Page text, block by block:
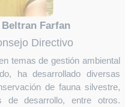
Farfan
Directivo
temas de gestión ambiental
ha desarrollado diversas
de fauna silvestre,
de desarrollo, entre otros.